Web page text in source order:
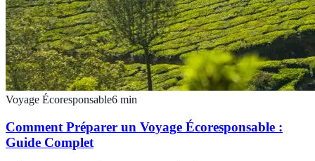
Voyage Écoresponsable6 min
Comment Préparer un Voyage Écoresponsable :
Guide Complet